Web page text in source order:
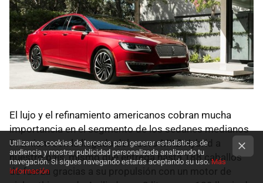
El lujo y el refinamiento americanos cobran mucha
importancia en el segmento de los sedanes medianos
Premium con la llegada del nuevo MKZ Hybrid a
nuestro país, mismo que entrega hasta 188 caballos
de fuerza gracias a su propulsión con un motor de
Utilizamos cookies de terceros para generar estadísticas de
audiencia y mostrar publicidad personalizada analizando tu
navegación. Si sigues navegando estarás aceptando su uso.Más
información